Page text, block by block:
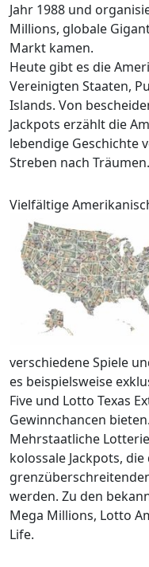
Jahr 1988 und
Millions, globale
Markt kamen.
Heute gibt es die
Vereinigten Staaten,
Islands. Von
Jackpots erzählt die
lebendige Geschichte
Streben nach Träumen.
Vielfältige
verschiedene Spiele
es beispielsweise
Five und Lotto Texas
Gewinnchancen bieten.
Mehrstaatliche
kolossale Jackpots,
werden. Zu den
Mega Millions, Lotto
Life.